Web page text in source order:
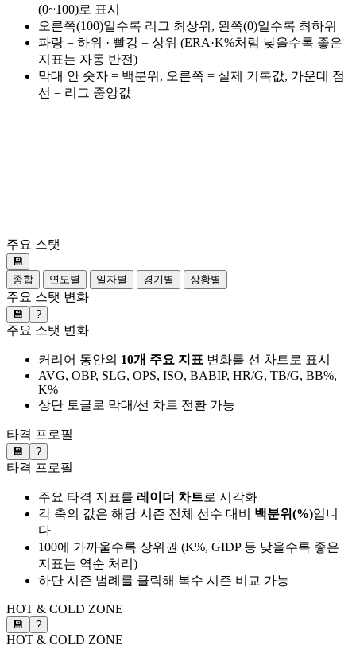
(0~100)로 표시
오른쪽(100)일수록 리그 최상위, 왼쪽(0)일수록 최하위
파랑 = 하위 · 빨강 = 상위 (ERA·K%처럼 낮을수록 좋은
지표는 자동 반전)
막대 안 숫자 = 백분위, 오른쪽 = 실제 기록값, 가운데 점
선 = 리그 중앙값
주요 스탯
💾
종합
연도별 일자별 경기별 상황별
주요 스탯 변화
💾 ?
주요 스탯 변화
커리어 동안의 10개 주요 지표 변화를 선 차트로 표시
AVG, OBP, SLG, OPS, ISO, BABIP, HR/G, TB/G, BB%,
K%
상단 토글로 막대/선 차트 전환 가능
타격 프로필
💾 ?
타격 프로필
주요 타격 지표를 레이더 차트로 시각화
각 축의 값은 해당 시즌 전체 선수 대비 백분위(%)입니
다
100에 가까울수록 상위권 (K%, GIDP 등 낮을수록 좋은
지표는 역순 처리)
하단 시즌 범례를 클릭해 복수 시즌 비교 가능
HOT & COLD ZONE
💾 ?
HOT & COLD ZONE